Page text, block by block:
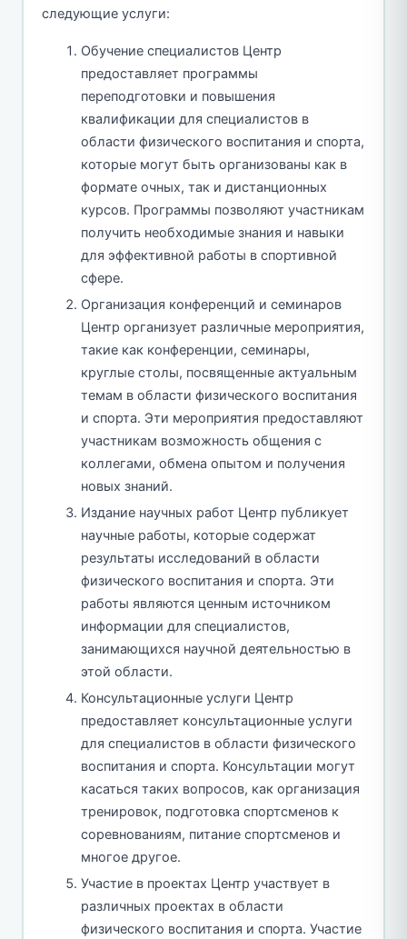
следующие услуги:
Обучение специалистов Центр
предоставляет программы
переподготовки и повышения
квалификации для специалистов в
области физического воспитания и спорта,
которые могут быть организованы как в
формате очных, так и дистанционных
курсов. Программы позволяют участникам
получить необходимые знания и навыки
для эффективной работы в спортивной
сфере.
Организация конференций и семинаров
Центр организует различные мероприятия,
такие как конференции, семинары,
круглые столы, посвященные актуальным
темам в области физического воспитания
и спорта. Эти мероприятия предоставляют
участникам возможность общения с
коллегами, обмена опытом и получения
новых знаний.
Издание научных работ Центр публикует
научные работы, которые содержат
результаты исследований в области
физического воспитания и спорта. Эти
работы являются ценным источником
информации для специалистов,
занимающихся научной деятельностью в
этой области.
Консультационные услуги Центр
предоставляет консультационные услуги
для специалистов в области физического
воспитания и спорта. Консультации могут
касаться таких вопросов, как организация
тренировок, подготовка спортсменов к
соревнованиям, питание спортсменов и
многое другое.
Участие в проектах Центр участвует в
различных проектах в области
физического воспитания и спорта. Участие